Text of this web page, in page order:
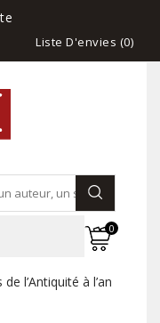
Liste D'envies (0)
0
l’Antiquité à l’an